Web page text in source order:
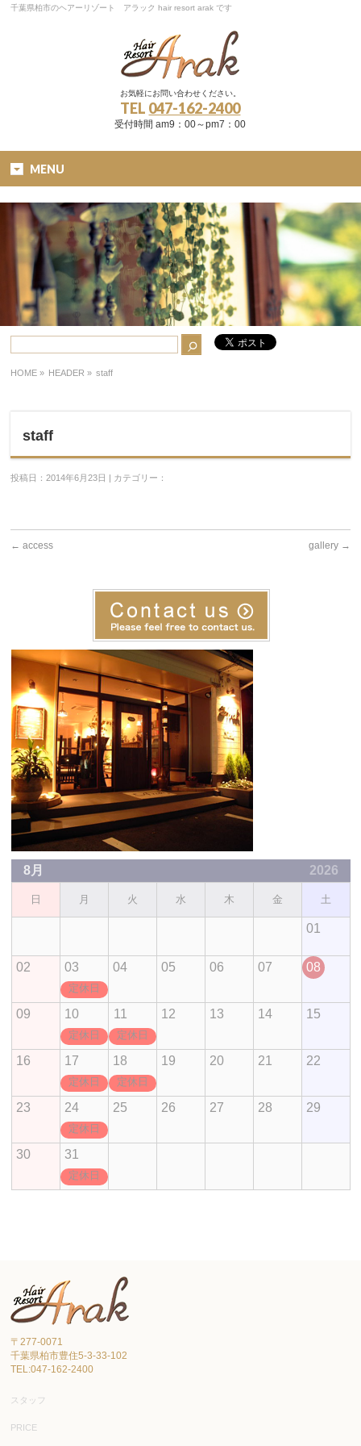
千葉県柏市のヘアーリゾート アラック hair resort arak です
お気軽にお問い合わせください。
TEL 047-162-2400
受付時間 am9：00～pm7：00
MENU
HOME » HEADER » staff
staff
投稿日：2014年6月23日 | カテゴリー：
← access gallery →
8月 2026
日 月 火 水 木 金 土
01
02 03
定休日
04 05 06 07 08
09 10
定休日
11
定休日
12 13 14 15
16 17
定休日
18
定休日
19 20 21 22
23 24
定休日
25 26 27 28 29
30 31
定休日
〒277-0071
千葉県柏市豊住5-3-33-102
TEL:047-162-2400
スタッフ
PRICE